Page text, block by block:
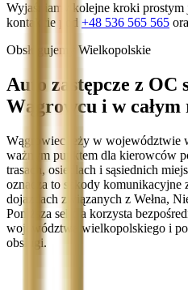
Wyjaśniamy kolejne kroki
kontakcie pod +48 536 565 565
Obsługujemy Wielkopolskie
Auto zastępcze z OC
Wągrowcu i w całym
Wągrowiec leży w województwie
ważnym punktem dla kierowców
trasach, osiedlach i sąsiednich
oznacza to szkody komunikacyjne
dojazdach związanych z Wełna,
Poniższa sekcja korzysta
województwa wielkopolskiego i
obsługi.